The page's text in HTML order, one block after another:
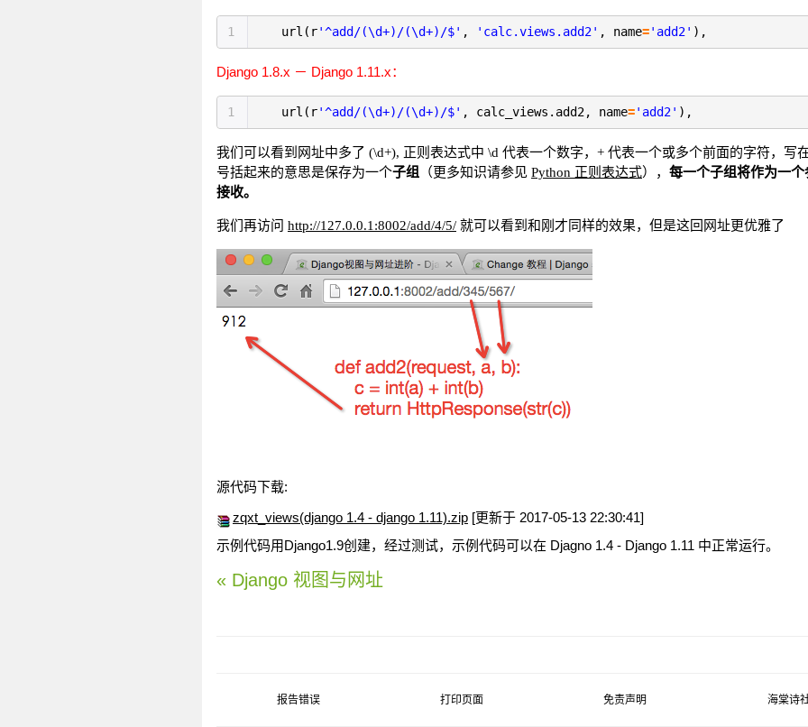
1 url(r'^add/(\d+)/(\d+)/$' , 'calc.views.add2' , name='add2' ),
Django 1.8.x － Django 1.11.x：
1 url(r'^add/(\d+)/(\d+)/$' , calc_views.add2, name='add2' ),
我们可以看到网址中多了 (\d+), 正则表达式中 \d 代表一个数字，+ 代表一个或多个前面的字符，写
号括起来的意思是保存为一个子组 （更多知识请参见 Python 正则表达式）， 每一个子组将作为一
接收。
我们再访问 http://127.0.0.1:8002/add/4/5/就可以看到和刚才同样的效果，但是这回网址更优雅了
源代码下载:
zqxt_views(django 1.4 - django 1.11).zip[更新于 2017-05-13 22:30:41]
示例代码用Django1.9创建，经过测试，示例代码可以在 Djagno 1.4 - Django 1.11 中正常运行。
« Django 视图与网址
报告错误 打印页面 免责声明 海棠诗